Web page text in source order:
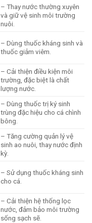
– Thay nước thường xuyên
và giữ vệ sinh môi trường
nuôi.
– Dùng thuốc kháng sinh và
thuốc giảm viêm.
– Cải thiện điều kiện môi
trường, đặc biệt là chất
lượng nước.
– Dùng thuốc trị ký sinh
trùng đặc hiệu cho cá chình
bông.
– Tăng cường quản lý vệ
sinh ao nuôi, thay nước định
kỳ.
– Sử dụng thuốc kháng sinh
cho cá.
– Cải thiện hệ thống lọc
nước, đảm bảo môi trường
sống sạch sẽ.